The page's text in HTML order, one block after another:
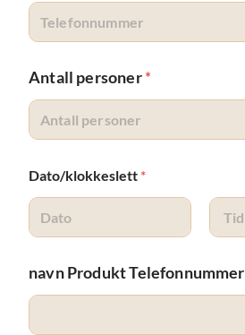
Antall personer*
Dato/klokkeslett *
navn Produkt Telefonnummer